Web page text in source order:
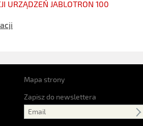
URZĄDZEŃ JABLOTRON 100
Mapa strony
Zapisz do newslettera